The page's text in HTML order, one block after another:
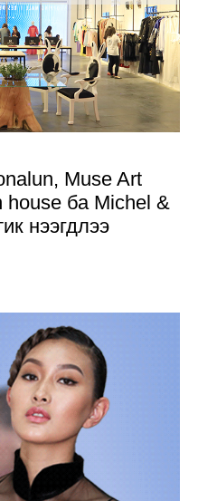
Muse Art
house ба Michel &
нээгдлээ